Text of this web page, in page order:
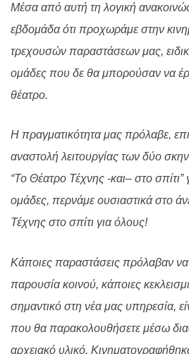
Μέσα από αυτή τη λογική
εβδομάδα ότι προχωράμε στην
τρεχουσών παραστάσεων μας,
ομάδες που δε θα μπορούσαν να
θέατρο.
Η πραγματικότητα μας πρόλαβε,
αναστολή λειτουργίας των δύο
“Το Θέατρο Τέχνης -και– στο σπίτι”
ομάδες, περνάμε ουσιαστικά στο
Τέχνης στο σπίτι για όλους!
Κάποιες παραστάσεις πρόλαβαν
παρουσία κοινού, κάποιες
σημαντικό στη νέα μας υπηρεσία,
που θα παρακολουθήσετε μέσω
αρχειακό υλικό.